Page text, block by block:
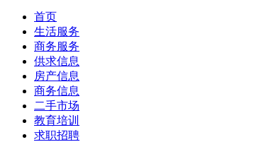
首页
生活服务
商务服务
供求信息
房产信息
商务信息
二手市场
教育培训
求职招聘